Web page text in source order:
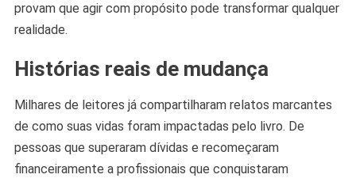
provam que agir com propósito pode transformar qualquer
realidade.
Histórias reais de mudança
Milhares de leitores já compartilharam relatos marcantes
de como suas vidas foram impactadas pelo livro. De
pessoas que superaram dívidas e recomeçaram
financeiramente a profissionais que conquistaram